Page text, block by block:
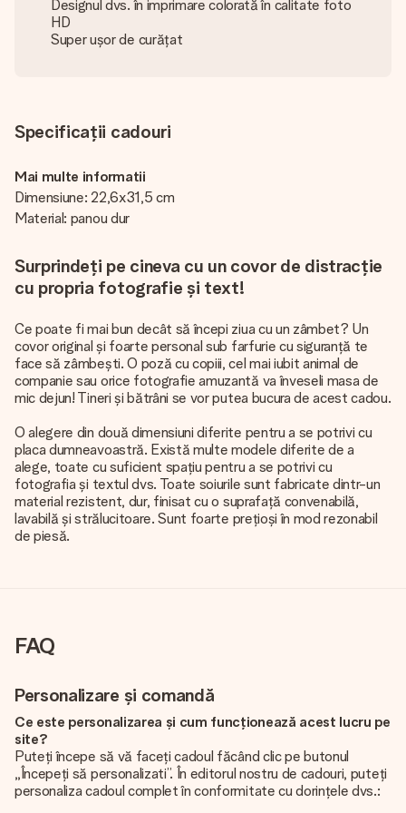
Designul dvs. în imprimare colorată în calitate foto
HD
Super ușor de curățat
Specificații cadouri
Mai multe informatii
Dimensiune: 22,6x31,5 cm
Material: panou dur
Surprindeți pe cineva cu un covor de distracție
cu propria fotografie și text!
Ce poate fi mai bun decât să începi ziua cu un zâmbet? Un
covor original și foarte personal sub farfurie cu siguranță te
face să zâmbești. O poză cu copiii, cel mai iubit animal de
companie sau orice fotografie amuzantă va înveseli masa de
mic dejun! Tineri și bătrâni se vor putea bucura de acest cadou.
O alegere din două dimensiuni diferite pentru a se potrivi cu
placa dumneavoastră. Există multe modele diferite de a
alege, toate cu suficient spațiu pentru a se potrivi cu
fotografia și textul dvs. Toate soiurile sunt fabricate dintr-un
material rezistent, dur, finisat cu o suprafață convenabilă,
lavabilă și strălucitoare. Sunt foarte prețioși în mod rezonabil
de piesă.
FAQ
Personalizare și comandă
Ce este personalizarea și cum funcționează acest lucru pe
site?
Puteți începe să vă faceți cadoul făcând clic pe butonul
„Începeți să personalizati”. În editorul nostru de cadouri, puteți
personaliza cadoul complet în conformitate cu dorințele dvs.: